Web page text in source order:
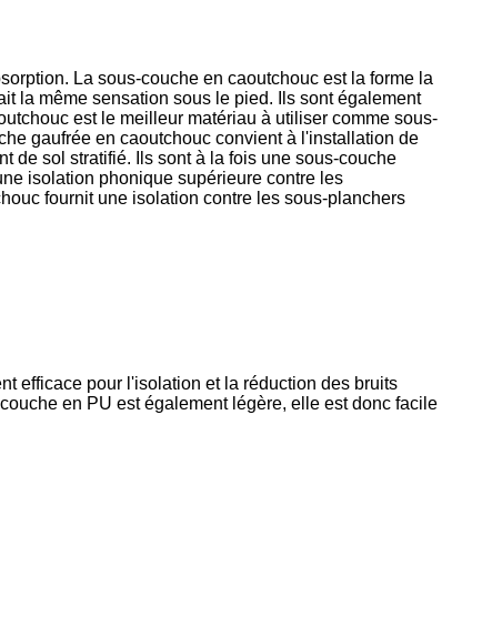
La sous-couche en caoutchouc est la forme la
la même sensation sous le pied. Ils sont également
est le meilleur matériau à utiliser comme sous-
gaufrée en caoutchouc convient à l'installation de
de sol stratifié. Ils sont à la fois une sous-couche
isolation phonique supérieure contre les
fournit une isolation contre les sous-planchers
efficace pour l'isolation et la réduction des bruits
en PU est également légère, elle est donc facile